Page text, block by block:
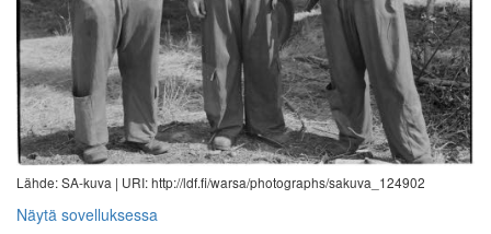
Lähde: SA-kuva | URI: http://ldf.fi/warsa/photographs/sakuva_124902
Näytä sovelluksessa